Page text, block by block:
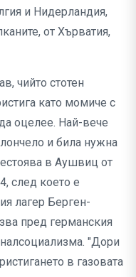
и Нидерландия,
от Хърватия,
чийто стотен
като момиче с
оцелее. Най-вече
и била нужна
в Аушвиц от
след което е
лагер Берген-
пред германския
"Дори
в газовата